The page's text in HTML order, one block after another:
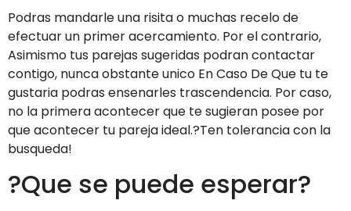
Podras mandarle una risita o muchas recelo de
efectuar un primer acercamiento. Por el contrario,
Asimismo tus parejas sugeridas podran contactar
contigo, nunca obstante unico En Caso De Que tu te
gustaria podras ensenarles trascendencia. Por caso,
no la primera acontecer que te sugieran posee por
que acontecer tu pareja ideal.?Ten tolerancia con la
busqueda!
?Que se puede esperar?